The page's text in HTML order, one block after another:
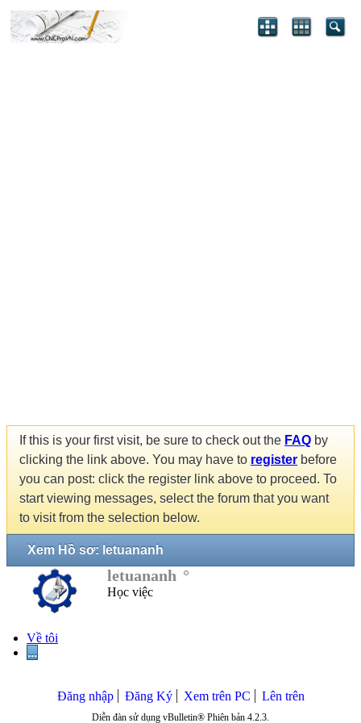
If this is your first visit, be sure to check out the FAQ by
clicking the link above. You may have to register before
you can post: click the register link above to proceed. To
start viewing messages, select the forum that you want
to visit from the selection below.
Xem Hồ sơ: letuananh
letuananh
Học việc
Về tôi
...
Đăng nhập Đăng Ký Xem trên PC Lên trên
Diễn đàn sử dụng vBulletin® Phiên bản 4.2.3.